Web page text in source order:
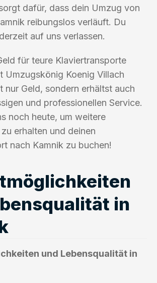
dafür, dass dein Umzug von
reibungslos verläuft. Du
auf uns verlassen.
für teure Klaviertransporte
Umzugskönig Koenig Villach
nur Geld, sondern erhältst auch
und professionellen Service.
noch heute, um weitere
erhalten und deinen
nach Kamnik zu buchen!
in
und Lebensqualität in